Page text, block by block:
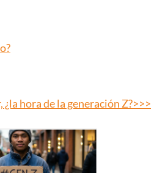
¿la hora de la generación Z?>>>